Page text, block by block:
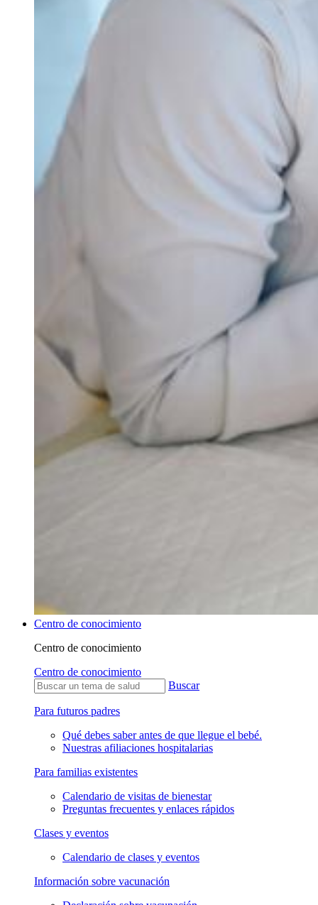
Centro de conocimiento
Centro de conocimiento
Centro de conocimiento
Buscar
Para futuros padres
Qué debes saber antes de que llegue el bebé.
Nuestras afiliaciones hospitalarias
Para familias existentes
Calendario de visitas de bienestar
Preguntas frecuentes y enlaces rápidos
Clases y eventos
Calendario de clases y eventos
Información sobre vacunación